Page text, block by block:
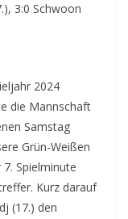
3:0 Schwoon
2024
die Mannschaft
Samstag
Grün-Weißen
Spielminute
Kurz darauf
(17.) den